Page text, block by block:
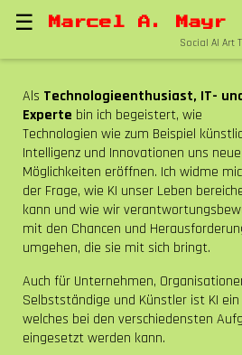
☰ Marcel A. Mayr
Social AI Art
Als Technologieenthusiast, IT-
Experte bin ich begeistert, wie
Technologien wie zum Beispiel
Intelligenz und Innovationen uns neue
Möglichkeiten eröffnen. Ich widme
der Frage, wie KI unser Leben
kann und wie wir
mit den Chancen und
umgehen, die sie mit sich bringt.
Auch für Unternehmen,
Selbstständige und Künstler ist KI
welches bei den verschiedensten
eingesetzt werden kann.